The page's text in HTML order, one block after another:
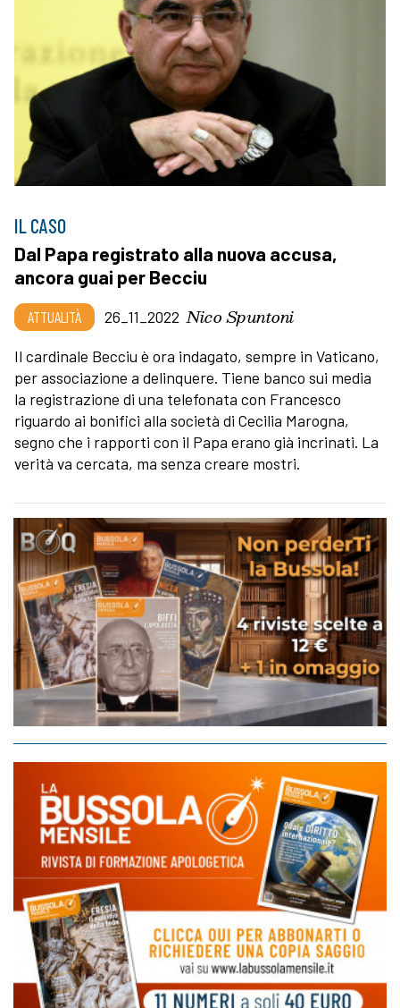
IL CASO
Dal Papa registrato alla nuova accusa,
ancora guai per Becciu
ATTUALITÀ 26_11_2022 Nico Spuntoni
Il cardinale Becciu è ora indagato, sempre in Vaticano,
per associazione a delinquere. Tiene banco sui media
la registrazione di una telefonata con Francesco
riguardo ai bonifici alla società di Cecilia Marogna,
segno che i rapporti con il Papa erano già incrinati. La
verità va cercata, ma senza creare mostri.